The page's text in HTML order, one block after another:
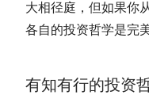
大相径庭，但如果你
各自的投资哲学是完
有知有行的投资